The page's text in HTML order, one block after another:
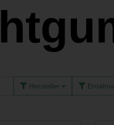
Hersteller